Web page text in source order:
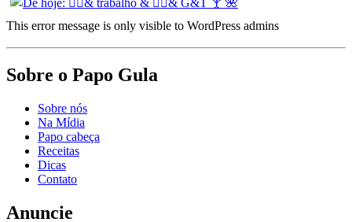
This error message is only visible to WordPress admins
Sobre o Papo Gula
Sobre nós
Na Mídia
Papo cabeça
Receitas
Dicas
Contato
Anuncie